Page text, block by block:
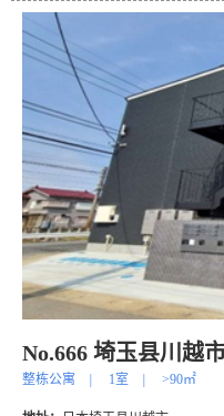
No.666 埼玉县川越
整栋公寓 | 1室 | >90㎡